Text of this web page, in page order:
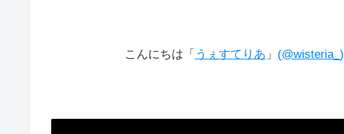
こんにちは「 うぇすてりあ 」 (@wisteria_)